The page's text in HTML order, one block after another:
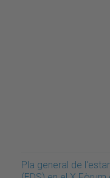
Pla general de